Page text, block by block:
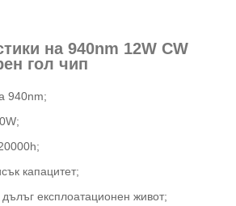
на 940nm 12W CW
гол чип
940nm;
капацитет;
експлоатационен живот;